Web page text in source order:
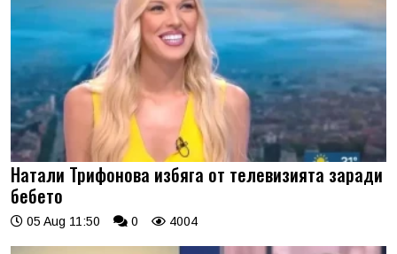
Натали Трифонова избяга от телевизията заради
бебето
05 Aug 11:50 0 4004